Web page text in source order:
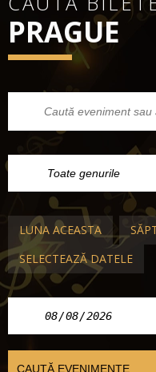
PRAGUE
LUNA ACEASTA
SELECTEAZĂ DATELE